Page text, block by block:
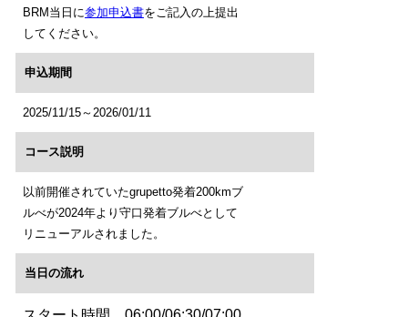
BRM当日に参加申込書をご記入の上提出
してください。
申込期間
2025/11/15～2026/01/11
コース説明
以前開催されていたgrupetto発着200kmブ
ルべが2024年より守口発着ブルべとして
リニューアルされました。
当日の流れ